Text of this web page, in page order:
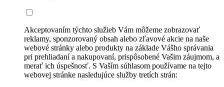
Akceptovaním týchto služieb Vám môžeme zobrazovať
reklamy, sponzorovaný obsah alebo zľavové akcie na naše
webové stránky alebo produkty na základe Vášho správania
pri prehliadaní a nakupovaní, prispôsobené Vašim záujmom, a
merať ich úspešnosť. S Vaším súhlasom používame na tejto
webovej stránke nasledujúce služby tretích strán: